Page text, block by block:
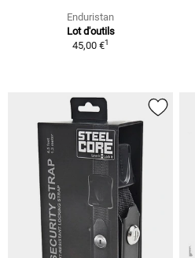
Enduristan
Lot d'outils
45,00 €1